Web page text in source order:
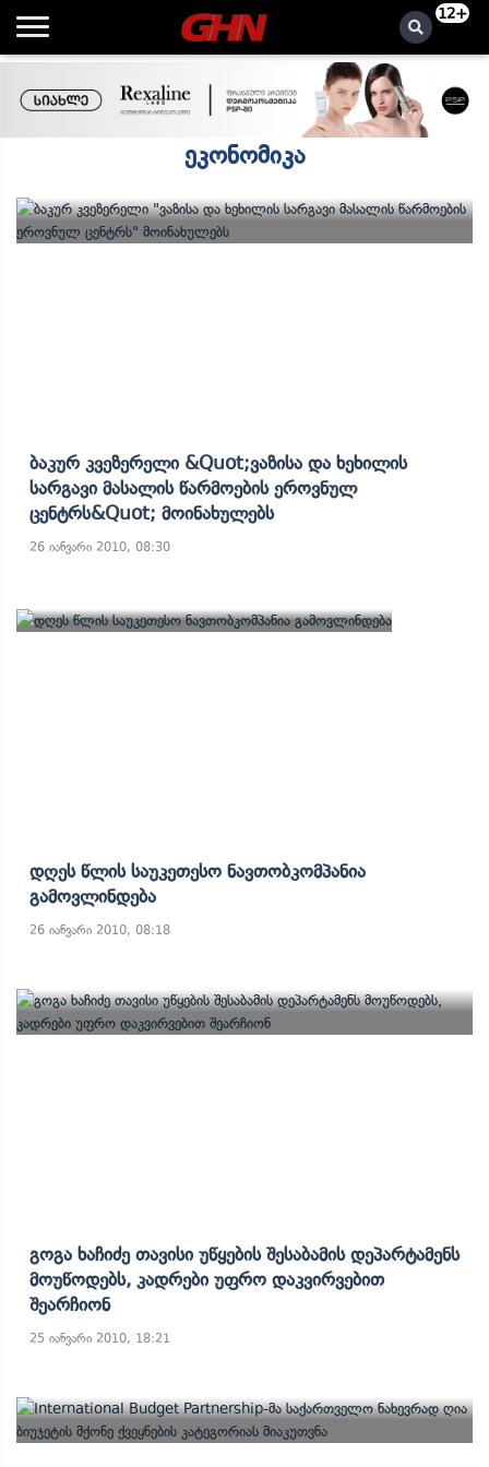
12+
ეკონომიკა
Ბაკურ Კვეზერელი &quot;ვაზისა Და Ხეხილის
Სარგავი Მასალის Წარმოების Ეროვნულ
Ცენტრს&quot; Მოინახულებს
26 იანვარი 2010, 08:30
Დღეს Წლის Საუკეთესო Ნავთობკომპანია
Გამოვლინდება
26 იანვარი 2010, 08:18
Გოგა Ხაჩიძე Თავისი Უწყების Შესაბამის Დეპარტამენს
Მოუწოდებს, Კადრები Უფრო Დაკვირვებით
Შეარჩიონ
25 იანვარი 2010, 18:21